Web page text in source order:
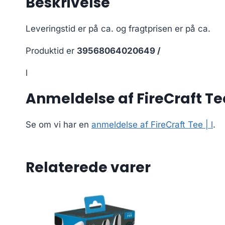
Leveringstid er på ca. og fragtprisen er på ca.
Produktid er 39568064020649 /
l
Anmeldelse af FireCraft
Se om vi har en anmeldelse af FireCraft Tee | l.
Relaterede varer